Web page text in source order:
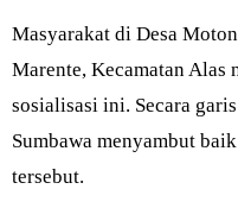
Masyarakat di Desa
Marente, Kecamatan Alas
sosialisasi ini. Secara
Sumbawa menyambut
tersebut.